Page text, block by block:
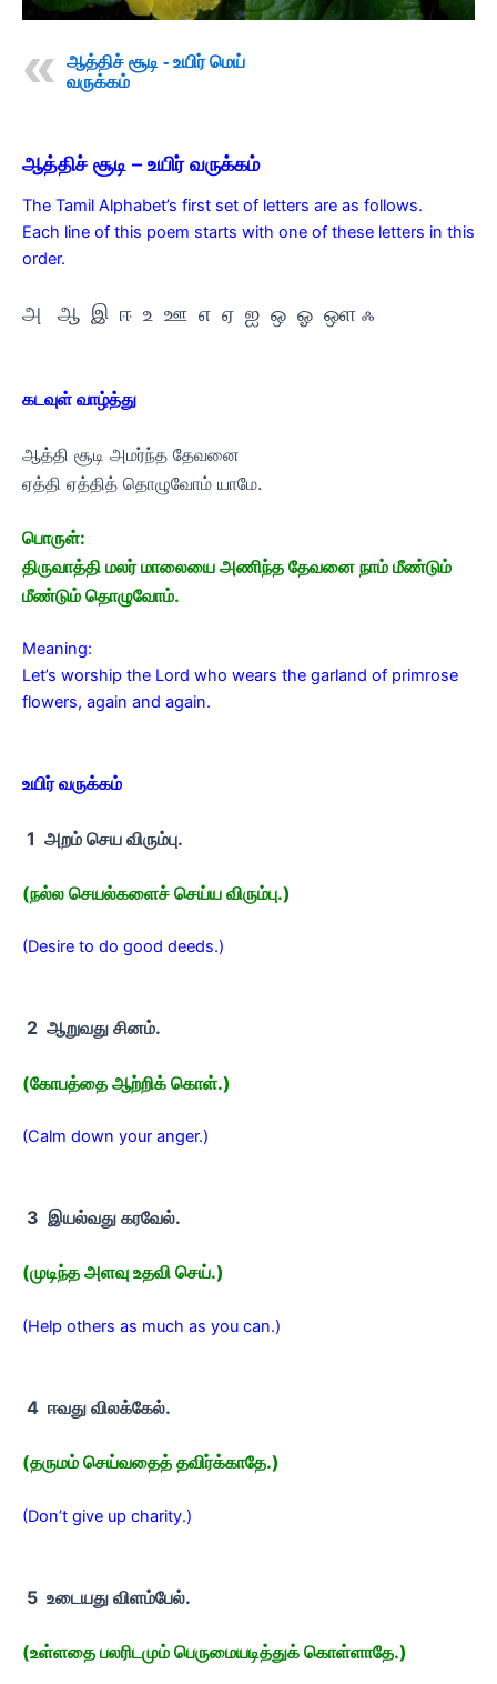
ஆத்திச் சூடி - உயிர் மெய்
வருக்கம்
ஆத்திச் சூடி – உயிர் வருக்கம்
The Tamil Alphabet’s first set of letters are as follows.
Each line of this poem starts with one of these letters in this
order.
அ ஆ இ ஈ உ ஊ எ ஏ ஐ ஒ ஓ ஒள ஃ
கடவுள் வாழ்த்து
ஆத்தி சூடி அமர்ந்த தேவனை
ஏத்தி ஏத்தித் தொழுவோம் யாமே.
பொருள்:
திருவாத்தி மலர் மாலையை அணிந்த தேவனை நாம் மீண்டும்
மீண்டும் தொழுவோம்.
Meaning:
Let’s worship the Lord who wears the garland of primrose
flowers, again and again.
உயிர் வருக்கம்
1 அறம் செய விரும்பு.
(நல்ல செயல்களைச் செய்ய விரும்பு.)
(Desire to do good deeds.)
2 ஆறுவது சினம்.
(கோபத்தை ஆற்றிக் கொள்.)
(Calm down your anger.)
3 இயல்வது கரவேல்.
(முடிந்த அளவு உதவி செய்.)
(Help others as much as you can.)
4 ஈவது விலக்கேல்.
(தருமம் செய்வதைத் தவிர்க்காதே.)
(Don’t give up charity.)
5 உடையது விளம்பேல்.
(உள்ளதை பலரிடமும் பெருமையடித்துக் கொள்ளாதே.)